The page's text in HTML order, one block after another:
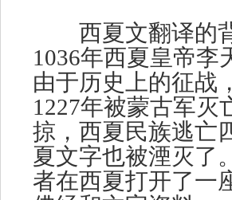
西夏文翻译的
1036年西夏皇帝李
由于历史上的征战
1227年被蒙古军灭
掠，西夏民族逃亡
夏文字也被湮灭了
者在西夏打开了一